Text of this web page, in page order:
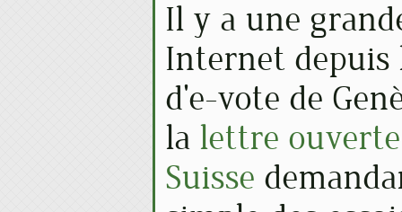
Il y a une
Internet depuis
d'e-vote de
la lettre
Suisse